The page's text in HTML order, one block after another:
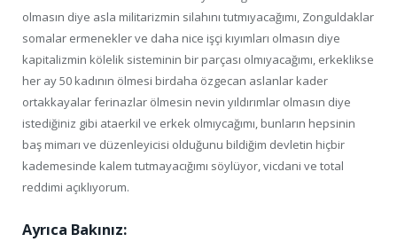
olmasın diye asla militarizmin silahını tutmıyacağımı, Zonguldaklar
somalar ermenekler ve daha nice işçi kıyımları olmasın diye
kapitalizmin kölelik sisteminin bir parçası olmıyacağımı, erkeklikse
her ay 50 kadının ölmesi birdaha özgecan aslanlar kader
ortakkayalar ferinazlar ölmesin nevin yıldırımlar olmasın diye
istediğiniz gibi ataerkil ve erkek olmıycağımı, bunların hepsinin
baş mimarı ve düzenleyicisi olduğunu bildiğim devletin hiçbir
kademesinde kalem tutmayacığımı söylüyor, vicdani ve total
reddimi açıklıyorum.
Ayrıca Bakınız: